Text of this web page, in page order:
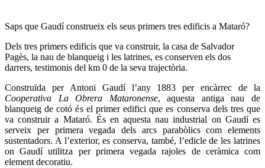
Saps que Gaudí construeix els seus primers tres edificis a Mataró?
Dels tres primers edificis que va construir, la casa de Salvador
Pagès, la nau de blanqueig i les latrines, es conserven els dos
darrers, testimonis del km 0 de la seva trajectòria.
Construïda per Antoni Gaudí l’any 1883 per encàrrec de la
Cooperativa La Obrera Mataronense, aquesta antiga nau de
blanqueig de cotó és el primer edifici que es conserva dels tres que
va construir a Mataró. És en aquesta nau industrial on Gaudí es
serveix per primera vegada dels arcs parabòlics com elements
sustentadors. A l’exterior, es conserva, també, l’edicle de les latrines
on Gaudí utilitza per primera vegada rajoles de ceràmica com
element decoratiu.